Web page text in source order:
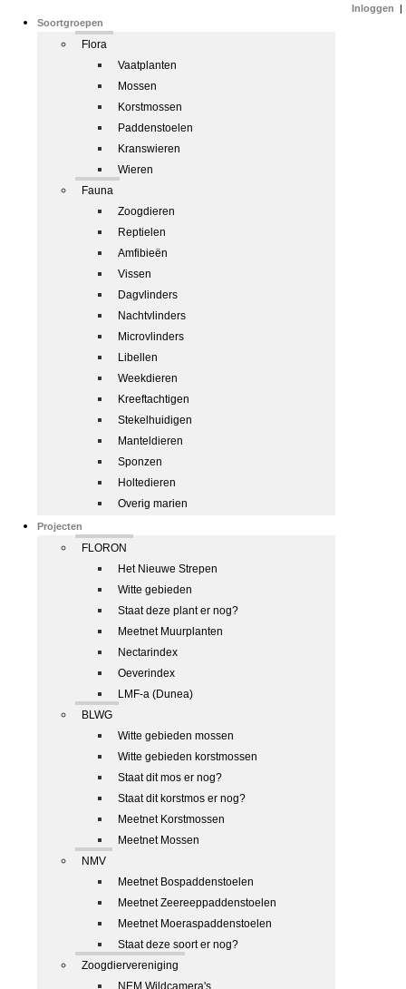
Soortgroepen
Flora
Vaatplanten
Mossen
Korstmossen
Paddenstoelen
Kranswieren
Wieren
Fauna
Zoogdieren
Reptielen
Amfibieën
Vissen
Dagvlinders
Nachtvlinders
Microvlinders
Libellen
Weekdieren
Kreeftachtigen
Stekelhuidigen
Manteldieren
Sponzen
Holtedieren
Overig marien
Projecten
FLORON
Het Nieuwe Strepen
Witte gebieden
Staat deze plant er nog?
Meetnet Muurplanten
Nectarindex
Oeverindex
LMF-a (Dunea)
BLWG
Witte gebieden mossen
Witte gebieden korstmossen
Staat dit mos er nog?
Staat dit korstmos er nog?
Meetnet Korstmossen
Meetnet Mossen
NMV
Meetnet Bospaddenstoelen
Meetnet Zeereeppaddenstoelen
Meetnet Moeraspaddenstoelen
Staat deze soort er nog?
Zoogdiervereniging
NEM Wildcamera's
Inloggen |